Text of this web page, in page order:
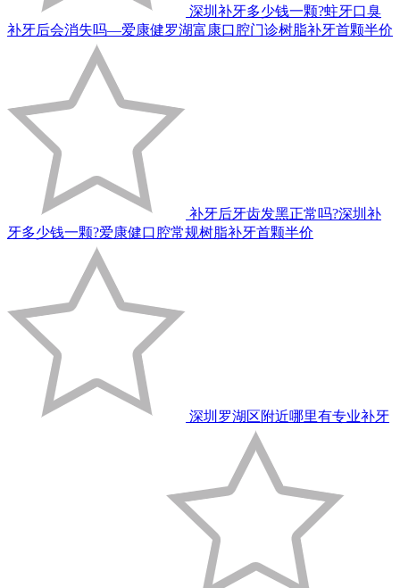
深圳补牙多少钱一颗?蛀牙口臭
补牙后会消失吗—爱康健罗湖富康口腔门诊树脂补牙首颗半价
补牙后牙齿发黑正常吗?深圳补
牙多少钱一颗?爱康健口腔常规树脂补牙首颗半价
深圳罗湖区附近哪里有专业补牙